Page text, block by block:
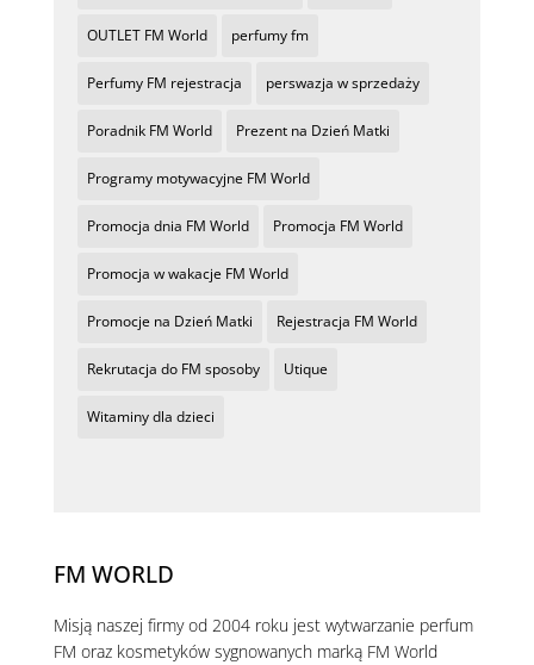
OUTLET FM World perfumy fm
Perfumy FM rejestracja perswazja w sprzedaży
Poradnik FM World Prezent na Dzień Matki
Programy motywacyjne FM World
Promocja dnia FM World Promocja FM World
Promocja w wakacje FM World
Promocje na Dzień Matki Rejestracja FM World
Rekrutacja do FM sposoby Utique
Witaminy dla dzieci
FM WORLD
Misją naszej firmy od 2004 roku jest wytwarzanie perfum
FM oraz kosmetyków sygnowanych marką FM World